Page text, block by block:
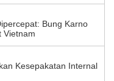
Bung Karno
Vietnam
Kesepakatan Internal